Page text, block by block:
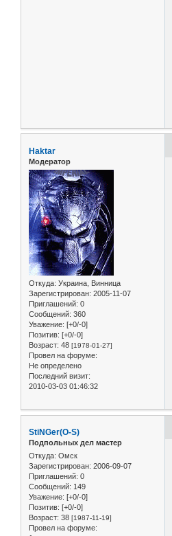
Haktar
Модератор
Откуда: Украина, Винница
Зарегистрирован: 2005-11-07
Приглашений: 0
Сообщений: 360
Уважение: [+0/-0]
Позитив: [+0/-0]
Возраст: 48 [1978-01-27]
Провел на форуме:
Не определено
Последний визит:
2010-03-03 01:46:32
StiNGer(O-S)
Подпольных дел мастер
Откуда: Омск
Зарегистрирован: 2006-09-07
Приглашений: 0
Сообщений: 149
Уважение: [+0/-0]
Позитив: [+0/-0]
Возраст: 38 [1987-11-19]
Провел на форуме: